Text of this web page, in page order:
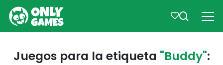
Juegos para la etiqueta "Buddy":